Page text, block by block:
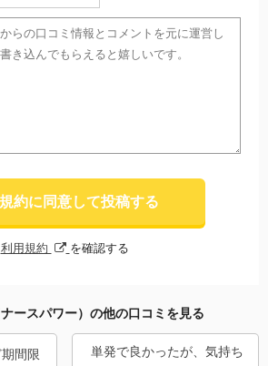
約に同意して投稿する
利用規約 を確認する
ースパワー）の他の口コミを見る
間限
単発で良かったが、気持ち